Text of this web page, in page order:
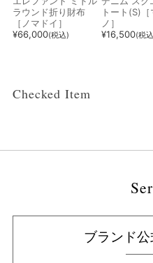
カテゴリー
サブ
性別
ラウンド折り財布
［ノマドイ］
¥66,000(税込)
トート(S)［
ノ］
¥16,500(税
Checked Item
ブランド